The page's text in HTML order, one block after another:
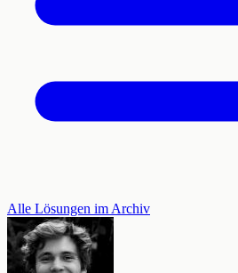
Alle Lösungen im Archiv